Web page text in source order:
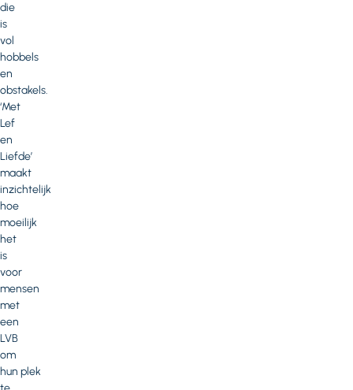
die
is
vol
hobbels
en
obstakels.
‘Met
Lef
en
Liefde’
maakt
inzichtelijk
hoe
moeilijk
het
is
voor
mensen
met
een
LVB
om
hun plek